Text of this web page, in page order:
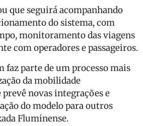
que seguirá acompanhando
do sistema, com
monitoramento das viagens
com operadores e passageiros.
faz parte de um processo mais
da mobilidade
novas integrações e
do modelo para outros
Fluminense.